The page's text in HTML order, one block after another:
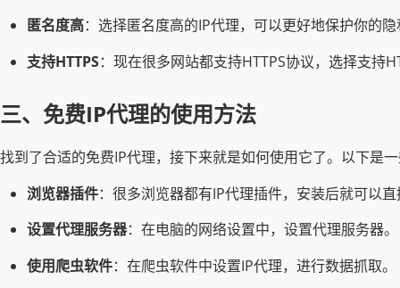
匿名度高：选择匿名度高的IP代理，可以更好地保护你的
支持HTTPS：现在很多网站都支持HTTPS协议，选择支持
三、免费IP代理的使用方法
找到了合适的免费IP代理，接下来就是如何使用它了。以下是
浏览器插件：很多浏览器都有IP代理插件，安装后就可以
设置代理服务器：在电脑的网络设置中，设置代理服务器。
使用爬虫软件：在爬虫软件中设置IP代理，进行数据抓取。